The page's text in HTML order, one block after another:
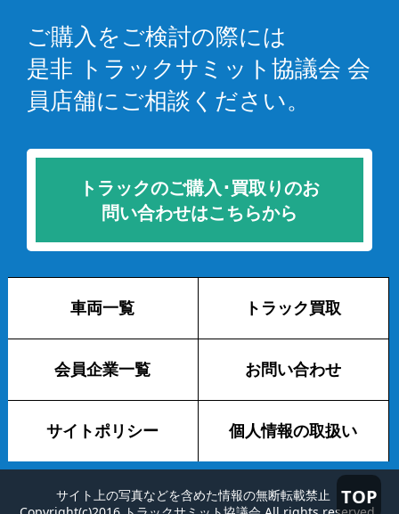
TOP
ご購入をご検討の際には
是非 トラックサミット協議会 会
員店舗にご相談ください。
トラックのご購入･買取りのお
問い合わせはこちらから
車両一覧 トラック買取
会員企業一覧 お問い合わせ
サイトポリシー 個人情報の取扱い
サイト上の写真などを含めた情報の無断転載禁止